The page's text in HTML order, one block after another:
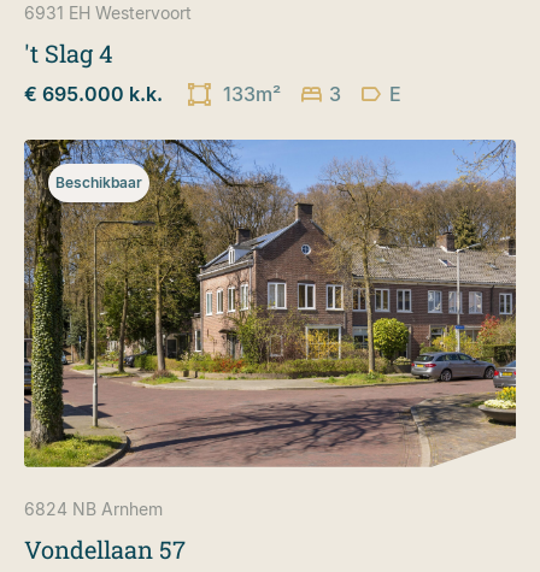
6931 EH Westervoort
't Slag 4
€ 695.000 k.k. 133m² 3 E
Beschikbaar
6824 NBArnhem
Vondellaan 57